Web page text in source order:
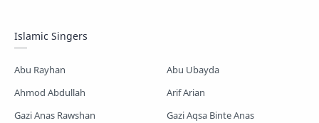
Shopnoshiri
Islamic Singers
Abu Rayhan
Abu Ubayda
Ahmod Abdullah
Arif Arian
Gazi Anas Rawshan
Gazi Aqsa Binte Anas